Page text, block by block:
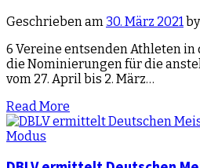
Geschrieben am 30. März 2021 by
6 Vereine entsenden Athleten in
die Nominierungen für die
vom 27. April bis 2. März…
Read More